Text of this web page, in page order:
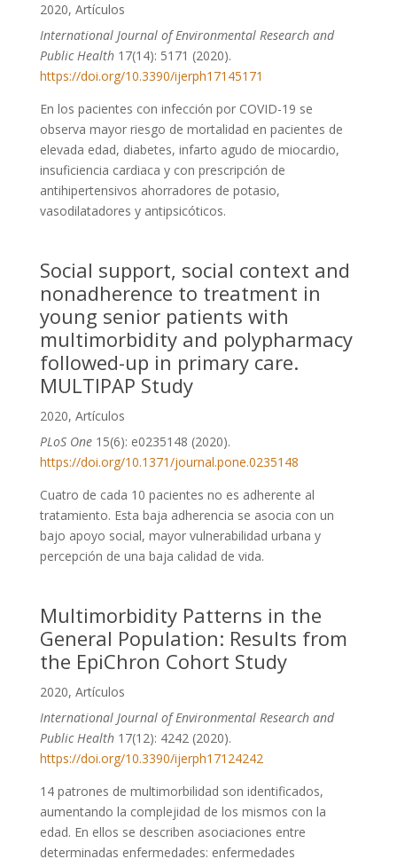
2020, Artículos
International Journal of Environmental Research and
Public Health17(14): 5171 (2020).
https://doi.org/10.3390/ijerph17145171
En los pacientes con infección por COVID-19 se
observa mayor riesgo de mortalidad en pacientes de
elevada edad, diabetes, infarto agudo de miocardio,
insuficiencia cardiaca y con prescripción de
antihipertensivos ahorradores de potasio,
vasodilatadores y antipsicóticos.
Social support, social context and
nonadherence to treatment in
young senior patients with
multimorbidity and polypharmacy
followed-up in primary care.
MULTIPAP Study
2020, Artículos
PLoS One15(6): e0235148 (2020).
https://doi.org/10.1371/journal.pone.0235148
Cuatro de cada 10 pacientes no es adherente al
tratamiento. Esta baja adherencia se asocia con un
bajo apoyo social, mayor vulnerabilidad urbana y
percepción de una baja calidad de vida.
Multimorbidity Patterns in the
General Population: Results from
the EpiChron Cohort Study
2020, Artículos
International Journal of Environmental Research and
Public Health17(12): 4242 (2020).
https://doi.org/10.3390/ijerph17124242
14 patrones de multimorbilidad son identificados,
aumentando la complejidad de los mismos con la
edad. En ellos se describen asociaciones entre
determinadas enfermedades: enfermedades